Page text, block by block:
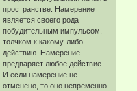
пространстве. Намерение
является своего рода
побудительным импульсом,
толчком к какому-либо
действию. Намерение
предваряет любое действие.
И если намерение не
отменено, то оно непременно